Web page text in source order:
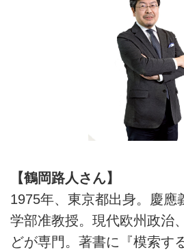
【鶴岡路人さん】
1975年、東京都出身。慶應
学部准教授。現代欧州政治
どが専門。著書に『模索す